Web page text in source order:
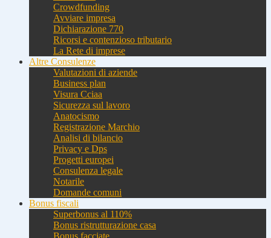
Crowdfunding
Avviare impresa
Dichiarazione 770
Ricorsi e contenzioso tributario
La Rete di imprese
Altre Consulenze
Valutazioni di aziende
Business plan
Visura Cciaa
Sicurezza sul lavoro
Anatocismo
Registrazione Marchio
Analisi di bilancio
Privacy e Dps
Progetti europei
Consulenza legale
Notarile
Domande comuni
Bonus fiscali
Superbonus al 110%
Bonus ristrutturazione casa
Bonus facciate